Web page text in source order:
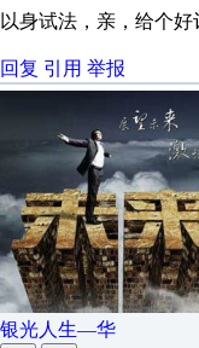
以身试法，亲，给个
回复 引用 举报
银光人生—华